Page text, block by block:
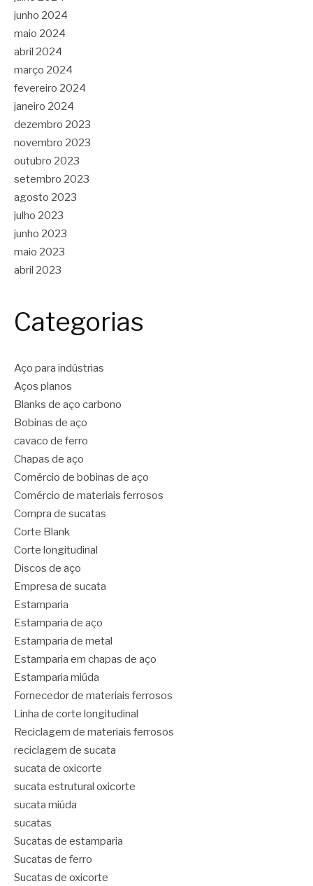
junho 2024
maio 2024
abril 2024
março 2024
fevereiro 2024
janeiro 2024
dezembro 2023
novembro 2023
outubro 2023
setembro 2023
agosto 2023
julho 2023
junho 2023
maio 2023
abril 2023
Categorias
Aço para indústrias
Aços planos
Blanks de aço carbono
Bobinas de aço
cavaco de ferro
Chapas de aço
Comércio de bobinas de aço
Comércio de materiais ferrosos
Compra de sucatas
Corte Blank
Corte longitudinal
Discos de aço
Empresa de sucata
Estamparia
Estamparia de aço
Estamparia de metal
Estamparia em chapas de aço
Estamparia miúda
Fornecedor de materiais ferrosos
Linha de corte longitudinal
Reciclagem de materiais ferrosos
reciclagem de sucata
sucata de oxicorte
sucata estrutural oxicorte
sucata miúda
sucatas
Sucatas de estamparia
Sucatas de ferro
Sucatas de oxicorte